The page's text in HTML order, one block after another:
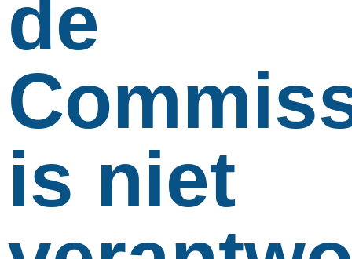
de
is niet